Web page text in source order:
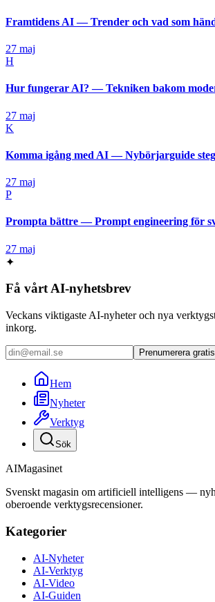
Framtidens AI — Trender och vad som
27 maj
H
Hur fungerar AI? — Tekniken bakom
27 maj
K
Komma igång med AI — Nybörjarguide
27 maj
P
Prompta bättre — Prompt engineering för
27 maj
✦
Få vårt AI-nyhetsbrev
Veckans viktigaste AI-nyheter och nya
inkorg.
Prenumerera gratis
Hem
Nyheter
Verktyg
Sök
AIMagasinet
Svenskt magasin om artificiell intelligens —
oberoende verktygsrecensioner.
Kategorier
AI-Nyheter
AI-Verktyg
AI-Video
AI-Guiden